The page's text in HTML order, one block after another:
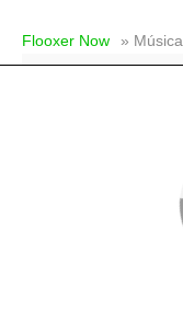
Flooxer Now » Música